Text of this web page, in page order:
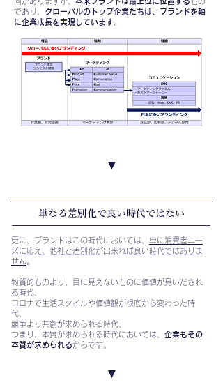
であり、 グローバルのトップ企業たちは、ブランドを軸
に企業成長を実現しています。
▼
​単なる差別化で良い時代ではない
更に、ブランドはこの時代においては、 単に消費者ニー
ズに応え、他社と差別化が出来れば良い時代ではありま
せん。
物質的ものより、目に見えないものに価値が見いだされ
る時代、
コロナで生活スタイルや価値観が根底から変わった時
代、
競争より共創が求められる時代、
つまり、本質が求められる時代においては、 企業もその
本質が求められるからです。
▼